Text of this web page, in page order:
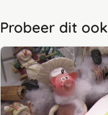
Probeer dit ook